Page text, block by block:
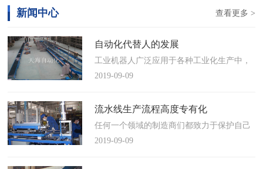
查看更多 >
新闻中心
自动化代替人的发展
工业机器人广泛应用于各种工业化生产中，
慢慢取代工人，做着高强度、重复性、有职
人联合会(IFR)预测，2014年中国将成为全球
最大的工业机器人市场，将占全球总销量
17%。业内把2014年称为“中国工业机器人元
2019-09-09
流水线生产流程高度专有化
任何一个领域的制造商们都致力于保护自己
的自动化流水线生产流程不被外人知晓，即
2019-09-09